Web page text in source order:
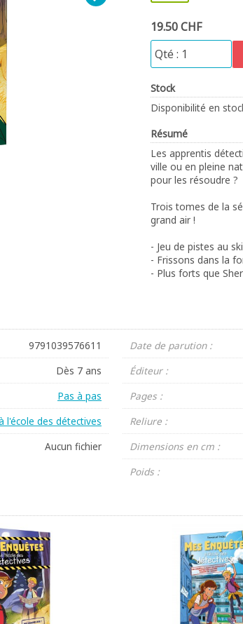
19.50 CHF
Stock
Disponibilité en
Résumé
Les apprentis
ville ou en pleine
pour les résoudre ?
Trois tomes de la
grand air !
- Jeu de pistes au ski
- Frissons dans la
- Plus forts que
9791039576611
Dès 7 ans
Pas à pas
l'école des détectives
Aucun fichier
Date de parution :
Éditeur :
Pages :
Reliure :
Dimensions en cm :
Poids :